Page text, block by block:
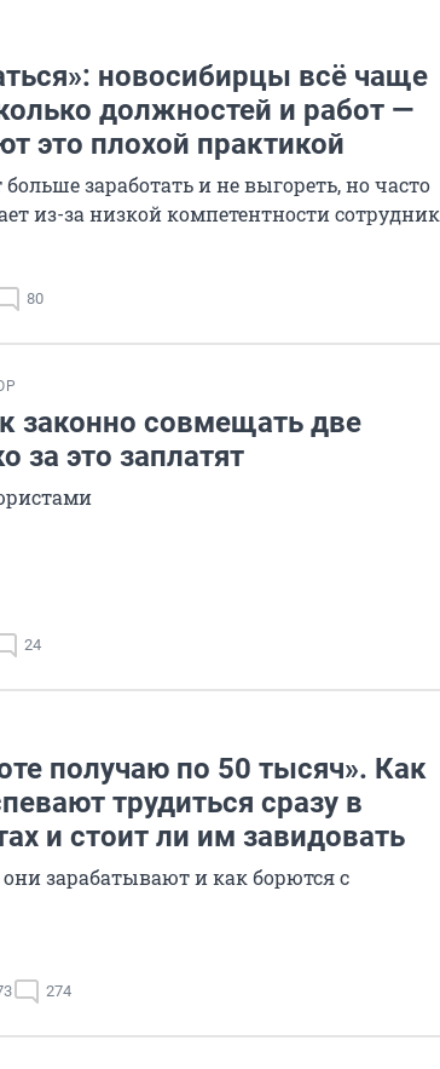
новосибирцы всё чаще
должностей и работ —
это плохой практикой
заработать и не выгореть, но часто
из-за низкой компетентности
80
законно совмещать две
за это заплатят
24
получаю по 50 тысяч». Как
трудиться сразу в
и стоит ли им завидовать
зарабатывают и как борются с
274